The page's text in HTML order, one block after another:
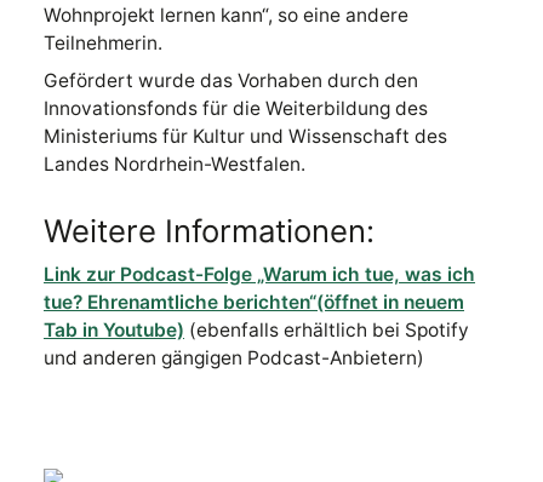
Wohnprojekt lernen kann“, so eine andere
Teilnehmerin.
Gefördert wurde das Vorhaben durch den
Innovationsfonds für die Weiterbildung des
Ministeriums für Kultur und Wissenschaft des
Landes Nordrhein-Westfalen.
Weitere Informationen:
Link zur Podcast-Folge „Warum ich tue, was ich
tue? Ehrenamtliche berichten“(öffnet in neuem
Tab in Youtube) (ebenfalls erhältlich bei Spotify
und anderen gängigen Podcast-Anbietern)